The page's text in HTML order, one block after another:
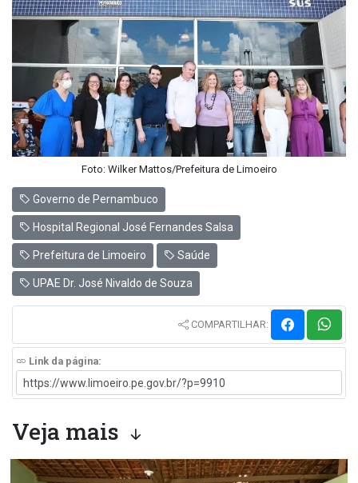
Foto: Wilker Mattos/Prefeitura de Limoeiro
Governo de Pernambuco
Hospital Regional José Fernandes Salsa
Prefeitura de Limoeiro Saúde
UPAE Dr. José Nivaldo de Souza
COMPARTILHAR:
Link da página:
Veja mais